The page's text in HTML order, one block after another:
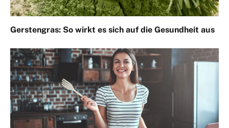
Gerstengras: So wirkt es sich auf die Gesundheit aus